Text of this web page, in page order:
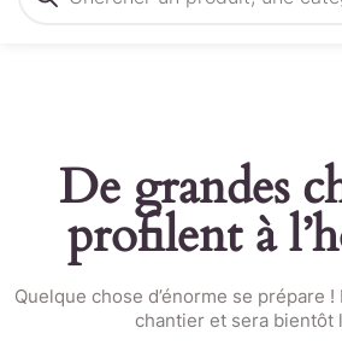
De grandes
profilent à
Quelque chose d’énorme se prépare
chantier et sera bientôt